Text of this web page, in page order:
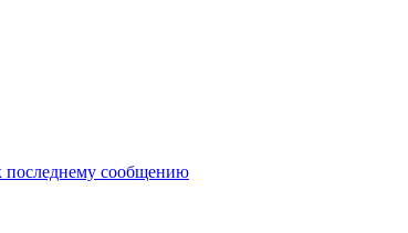
последнему сообщению